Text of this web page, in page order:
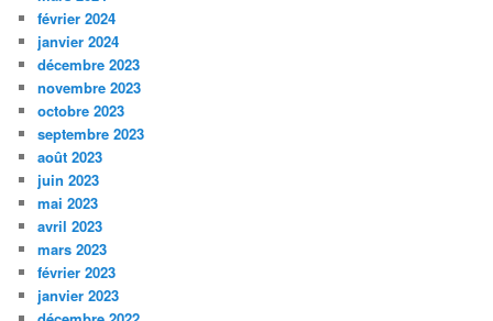
février 2024
janvier 2024
décembre 2023
novembre 2023
octobre 2023
septembre 2023
août 2023
juin 2023
mai 2023
avril 2023
mars 2023
février 2023
janvier 2023